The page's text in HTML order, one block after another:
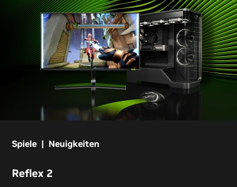
Spiele | Neuigkeiten
Reflex 2